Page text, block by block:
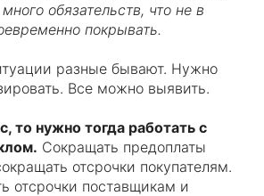
обязательств, что не в
покрывать.
разные бывают. Нужно
Все можно выявить.
то нужно тогда работать с
Сокращать предоплаты
отсрочки покупателям.
отсрочки поставщикам и